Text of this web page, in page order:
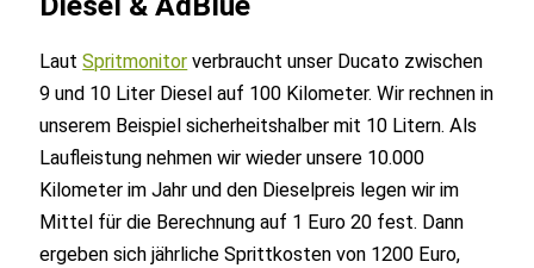
LautSpritmonitor verbraucht unser Ducato zwischen
9 und 10 Liter Diesel auf 100 Kilometer. Wir rechnen in
unserem Beispiel sicherheitshalber mit 10 Litern. Als
Laufleistung nehmen wir wieder unsere 10.000
Kilometer im Jahr und den Dieselpreis legen wir im
Mittel für die Berechnung auf 1 Euro 20 fest. Dann
ergeben sich jährliche Sprittkosten von 1200 Euro,